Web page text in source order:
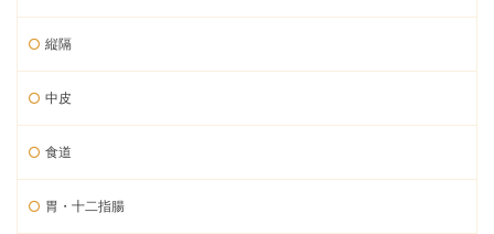
縦隔
中皮
食道
胃・十二指腸